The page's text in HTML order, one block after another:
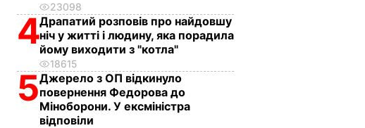
23098
4Драпатий розповів про найдовшу
ніч у житті і людину, яка порадила
йому виходити з "котла"
18615
5Джерело з ОП відкинуло
повернення Федорова до
Міноборони. У ексміністра
відповіли